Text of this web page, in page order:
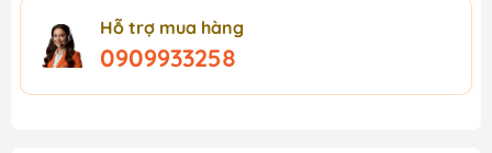
Hỗ trợ mua hàng
0909933258